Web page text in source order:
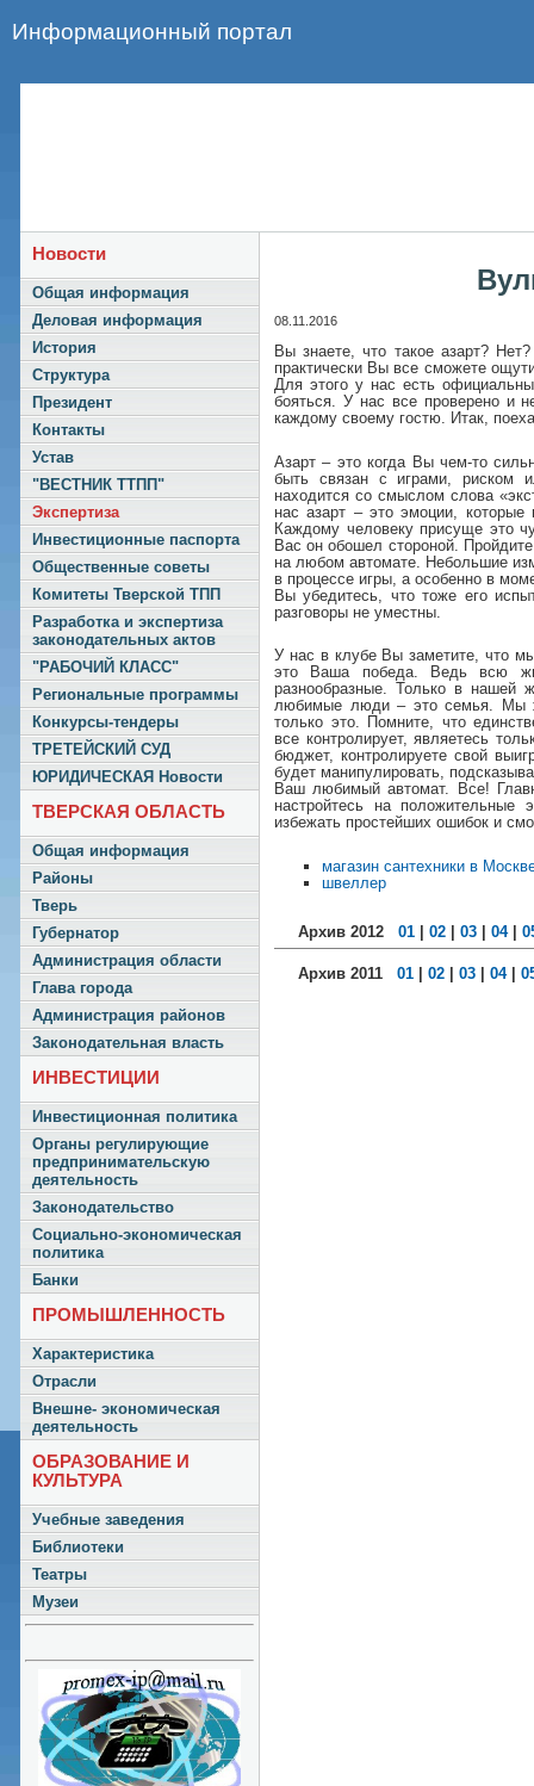
Информационный портал
Новости
Общая информация
Деловая информация
История
Структура
Президент
Контакты
Устав
"ВЕСТНИК ТТПП"
Экспертиза
Инвестиционные паспорта
Общественные советы
Комитеты Тверской ТПП
Разработка и экспертиза
законодательных актов
"РАБОЧИЙ КЛАСС"
Региональные программы
Конкурсы-тендеры
ТРЕТЕЙСКИЙ СУД
ЮРИДИЧЕСКАЯ Новости
ТВЕРСКАЯ ОБЛАСТЬ
Общая информация
Районы
Тверь
Губернатор
Администрация области
Глава города
Администрация районов
Законодательная власть
ИНВЕСТИЦИИ
Инвестиционная политика
Органы регулирующие
предпринимательскую
деятельность
Законодательство
Социально-экономическая
политика
Банки
ПРОМЫШЛЕННОСТЬ
Характеристика
Отрасли
Внешне- экономическая
деятельность
ОБРАЗОВАНИЕ И
КУЛЬТУРА
Учебные заведения
Библиотеки
Театры
Музеи
08.11.2016
Вы знаете, что такое азарт?
практически Вы все сможете
Для этого у нас есть
бояться. У нас все проверено и
каждому своему гостю. Итак,
Азарт – это когда Вы чем-то
быть связан с играми, риском
находится со смыслом слова
нас азарт – это эмоции,
Каждому человеку присуще это
Вас он обошел стороной.
на любом автомате. Небольшие
в процессе игры, а особенно в
Вы убедитесь, что тоже его
разговоры не уместны.
У нас в клубе Вы заметите, что
это Ваша победа. Ведь всю
разнообразные. Только в нашей
любимые люди – это семья. Мы
только это. Помните, что
все контролирует, являетесь
бюджет, контролируете свой
будет манипулировать,
Ваш любимый автомат. Все!
настройтесь на
избежать простейших ошибок и
магазин сантехники в
швеллер
Архив 2012 01 02 03 04|
Архив 2011 01 02 03 04|